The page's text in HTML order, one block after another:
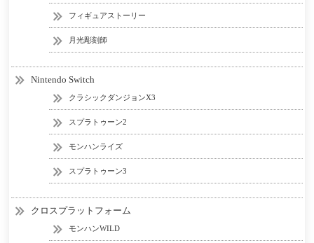
フィギュアストーリー
月光彫刻師
Nintendo Switch
クラシックダンジョンX3
スプラトゥーン2
モンハンライズ
スプラトゥーン3
クロスプラットフォーム
モンハンWILD